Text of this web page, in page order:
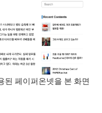
된 페이퍼온넷을 본 화면